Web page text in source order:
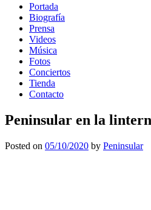
Portada
Biografía
Prensa
Videos
Música
Fotos
Conciertos
Tienda
Contacto
Peninsular en la
Posted on 05/10/2020 by Peninsular